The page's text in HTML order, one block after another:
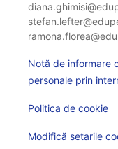
Notă de informare
personale prin
Politica de cookie
Modifică setarile